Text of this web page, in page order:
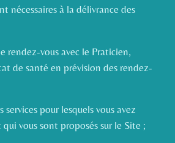
nécessaires à la délivrance des
rendez-vous avec le Praticien,
de santé en prévision des rendez-
services pour lesquels vous avez
vous sont proposés sur le Site ;